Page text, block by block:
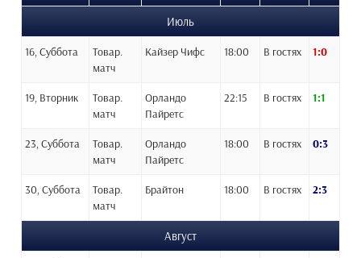
Июль
16, Суббота
Товар.
матч
Кайзер Чифс 18:00 В гостях 1:0
19, Вторник
Товар.
матч
Орландо
Пайретс
22:15 В гостях 1:1
23, Суббота
Товар.
матч
Орландо
Пайретс
18:00 В гостях 0:3
30, Суббота
Товар.
матч
Брайтон 18:00 В гостях 2:3
Август